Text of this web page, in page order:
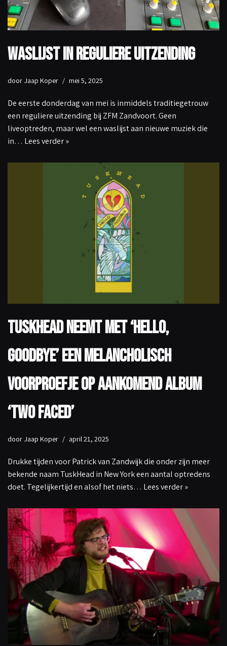
Waslijst in reguliere uitzending
door Jaap Koper mei 5, 2025
De eerste donderdag van mei is inmiddels traditiegetrouw
een reguliere uitzending bij ZFM Zandvoort. Geen
liveoptreden, maar wel een waslijst aan nieuwe muziek die
in… Lees verder »
TuskHead Neemt met ‘Hello,
Goodbye’ een melancholisch
voorproefje op aankomend album
‘Two Faced’
door Jaap Koper april 21, 2025
Drukke tijden voor Patrick van Zandwijk die onder zijn meer
bekende naam TuskHead in New York een aantal optredens
doet. Tegelijkertijd en alsof het niets… Lees verder »